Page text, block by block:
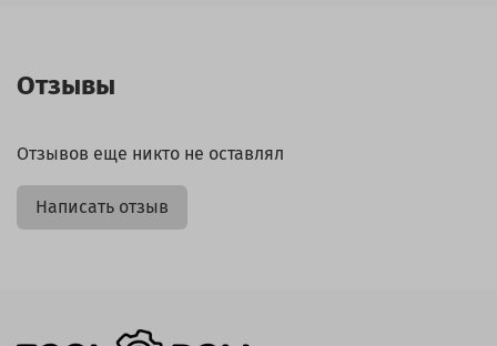
Отзывы
Отзывов еще никто не оставлял
Написать отзыв